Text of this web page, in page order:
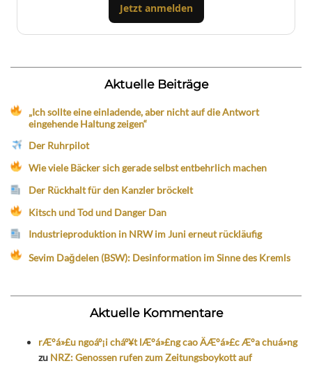
Jetzt anmelden
Aktuelle Beiträge
„Ich sollte eine einladende, aber nicht auf die Antwort
eingehende Haltung zeigen“
Der Ruhrpilot
Wie viele Bäcker sich gerade selbst entbehrlich machen
Der Rückhalt für den Kanzler bröckelt
Kitsch und Tod und Danger Dan
Industrieproduktion in NRW im Juni erneut rückläufig
Sevim Dağdelen (BSW): Desinformation im Sinne des Kremls
Aktuelle Kommentare
rÆ°á»£u ngoáº¡i cháº¥t lÆ°á»£ng cao ÄÆ°á»£c Æ°a chuá»ng
zu NRZ: Genossen rufen zum Zeitungsboykott auf